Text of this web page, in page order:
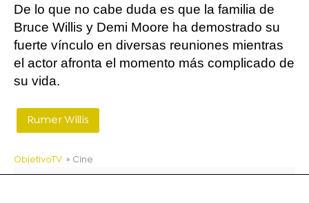
De lo que no cabe duda es que la familia de
Bruce Willis y Demi Moore ha demostrado su
fuerte vínculo en diversas reuniones mientras
el actor afronta el momento más complicado de
su vida.
Rumer Willis
ObjetivoTV » Cine